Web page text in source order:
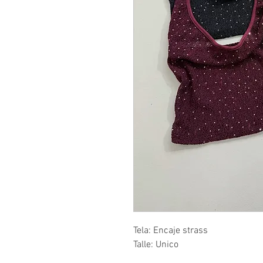
Tela: Encaje strass
Talle: Unico